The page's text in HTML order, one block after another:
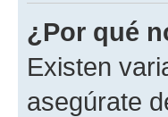
¿Por qué
Existen
asegúrate